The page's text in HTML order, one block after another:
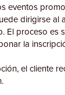
eventos
dirigirse al
El proceso es
la
el cliente